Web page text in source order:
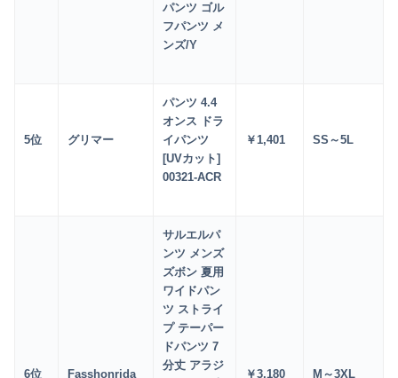
パンツ ゴル
フパンツ メ
ンズ/Y
5位 グリマー
パンツ 4.4
オンス ドラ
イパンツ
[UVカット]
00321-ACR
￥1,401 SS～5L
6位 Fasshonrida
サルエルパ
ンツ メンズ
ズボン 夏用
ワイドパン
ツ ストライ
プ テーパー
ドパンツ 7
分丈 アラジ
￥3,180 M～3XL